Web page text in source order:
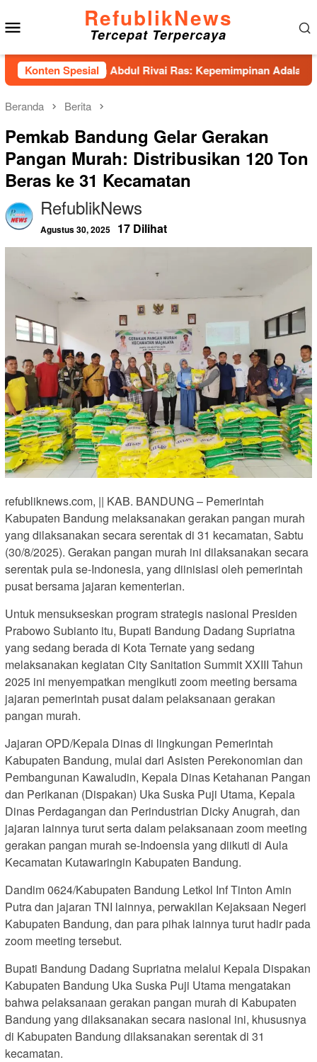
ke
konten
RefublikNews
Tercepat Terpercaya
Konten Spesial
Hadirkan Abdul Rivai Ras: Kepemimpinan Adalah Talenta
Beranda Berita
Pemkab Bandung Gelar Gerakan
Pangan Murah: Distribusikan 120 Ton
Beras ke 31 Kecamatan
RefublikNews
Agustus 30, 2025 17 Dilihat
refubliknews.com, || KAB. BANDUNG – Pemerintah
Kabupaten Bandung melaksanakan gerakan pangan murah
yang dilaksanakan secara serentak di 31 kecamatan, Sabtu
(30/8/2025). Gerakan pangan murah ini dilaksanakan secara
serentak pula se-Indonesia, yang diinisiasi oleh pemerintah
pusat bersama jajaran kementerian.
Untuk mensukseskan program strategis nasional Presiden
Prabowo Subianto itu, Bupati Bandung Dadang Supriatna
yang sedang berada di Kota Ternate yang sedang
melaksanakan kegiatan City Sanitation Summit XXIII Tahun
2025 ini menyempatkan mengikuti zoom meeting bersama
jajaran pemerintah pusat dalam pelaksanaan gerakan
pangan murah.
Jajaran OPD/Kepala Dinas di lingkungan Pemerintah
Kabupaten Bandung, mulai dari Asisten Perekonomian dan
Pembangunan Kawaludin, Kepala Dinas Ketahanan Pangan
dan Perikanan (Dispakan) Uka Suska Puji Utama, Kepala
Dinas Perdagangan dan Perindustrian Dicky Anugrah, dan
jajaran lainnya turut serta dalam pelaksanaan zoom meeting
gerakan pangan murah se-Indoensia yang diikuti di Aula
Kecamatan Kutawaringin Kabupaten Bandung.
Dandim 0624/Kabupaten Bandung Letkol Inf Tinton Amin
Putra dan jajaran TNI lainnya, perwakilan Kejaksaan Negeri
Kabupaten Bandung, dan para pihak lainnya turut hadir pada
zoom meeting tersebut.
Bupati Bandung Dadang Supriatna melalui Kepala Dispakan
Kabupaten Bandung Uka Suska Puji Utama mengatakan
bahwa pelaksanaan gerakan pangan murah di Kabupaten
Bandung yang dilaksanakan secara nasional ini, khususnya
di Kabupaten Bandung dilaksanakan serentak di 31
kecamatan.